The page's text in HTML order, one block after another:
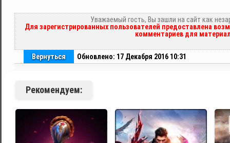
Уважаемый гость, Вы зашли на сайт как
Для зарегистрированных пользователей предоставлена
комментариев для
Вернуться Обновлено: 17 Декабря 2016 10:31
Рекомендуем: